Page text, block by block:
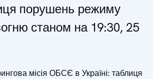
порушень режиму
станом на 19:30, 25
місія ОБСЄ в Україні: таблиця